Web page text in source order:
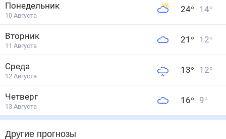
Понедельник
10 Августа
24° 14°
Вторник
11 Августа
21 ° 12°
Среда
12 Августа
13° 12°
Четверг
13 Августа
16° 9°
Другие прогнозы